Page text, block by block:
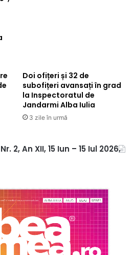
Doi ofițeri și 32 de
subofițeri avansați în grad
la Inspectoratul de
Jandarmi Alba Iulia
3 zile în urmă
2, An XII, 15 Iun – 15 Iul 2026,